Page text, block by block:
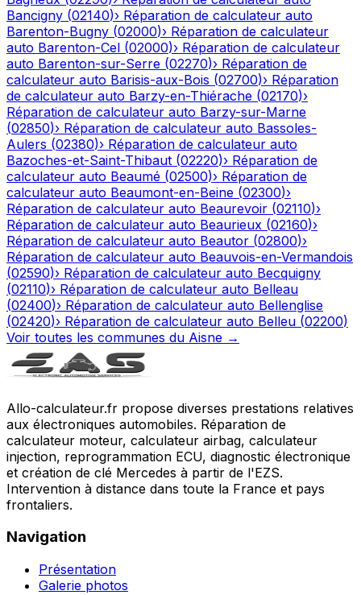
Bancigny (02140)› Réparation de calculateur auto
Barenton-Bugny (02000)› Réparation de calculateur
auto Barenton-Cel (02000)› Réparation de calculateur
auto Barenton-sur-Serre (02270)› Réparation de
calculateur auto Barisis-aux-Bois (02700)› Réparation
de calculateur auto Barzy-en-Thiérache (02170)›
Réparation de calculateur auto Barzy-sur-Marne
(02850)› Réparation de calculateur auto Bassoles-
Aulers (02380)› Réparation de calculateur auto
Bazoches-et-Saint-Thibaut (02220)› Réparation de
calculateur auto Beaumé (02500)› Réparation de
calculateur auto Beaumont-en-Beine (02300)›
Réparation de calculateur auto Beaurevoir (02110)›
Réparation de calculateur auto Beaurieux (02160)›
Réparation de calculateur auto Beautor (02800)›
Réparation de calculateur auto Beauvois-en-Vermandois
(02590)› Réparation de calculateur auto Becquigny
(02110)› Réparation de calculateur auto Belleau
(02400)› Réparation de calculateur auto Bellenglise
(02420)› Réparation de calculateur auto Belleu (02200)
Voir toutes les communes du Aisne →
Allo-calculateur.fr propose diverses prestations relatives
aux électroniques automobiles. Réparation de
calculateur moteur, calculateur airbag, calculateur
injection, reprogrammation ECU, diagnostic électronique
et création de clé Mercedes à partir de l'EZS.
Intervention à distance dans toute la France et pays
frontaliers.
Navigation
Présentation
Galerie photos